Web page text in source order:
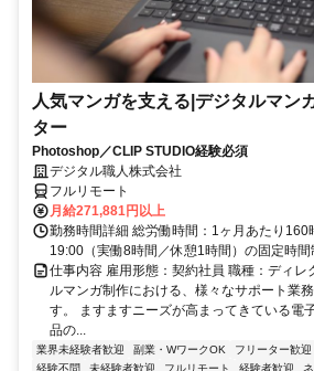
人気マンガを支える|デジタルマン
ター
Photoshop／CLIP STUDIO経験必須
デジタル職人株式会社
フルリモート
月給271,881円以上
勤務時間詳細 総労働時間：1ヶ月あたり160
19:00（実働8時間／休憩1時間）の固定時間
仕事内容 雇用形態：契約社員 職種：ディレ
ルマンガ制作における、様々なサポート業
す。 ますますニーズが高まってきている電
品の...
業界未経験者歓迎 副業・WワークOK フリーター歓迎
経験不問
未経験者歓迎 フルリモート 経験者歓迎